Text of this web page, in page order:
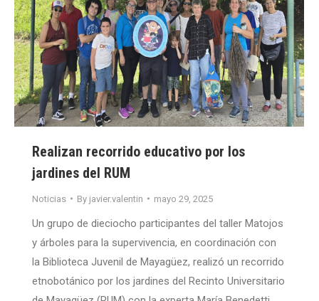
Realizan recorrido educativo por los
jardines del RUM
Noticias By javier.valentin mayo 29, 2025
Un grupo de dieciocho participantes del taller Matojos
y árboles para la supervivencia, en coordinación con
la Biblioteca Juvenil de Mayagüez, realizó un recorrido
etnobotánico por los jardines del Recinto Universitario